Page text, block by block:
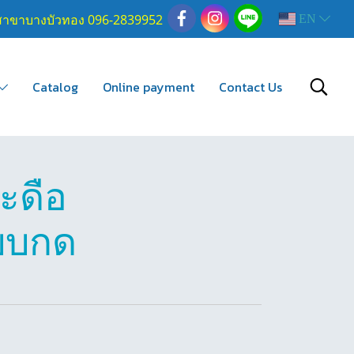
ขาบางบัวทอง 096-2839952 EN
Catalog Online payment Contact Us
ดือ
กด